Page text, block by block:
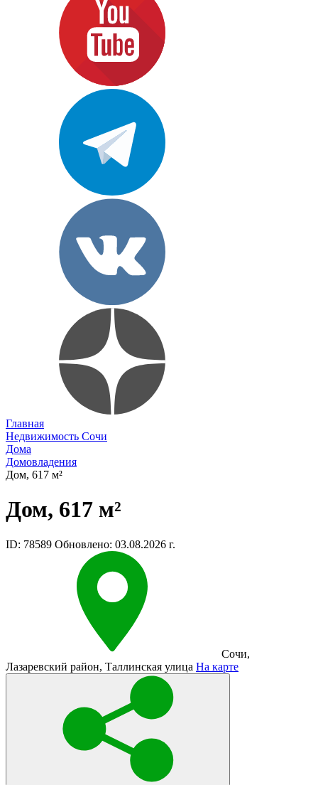
Главная
Недвижимость Сочи
Дома
Домовладения
Дом, 617 м²
Дом, 617 м²
ID: 78589 Обновлено: 03.08.2026 г.
Сочи,
Лазаревский район, Таллинская улица На карте